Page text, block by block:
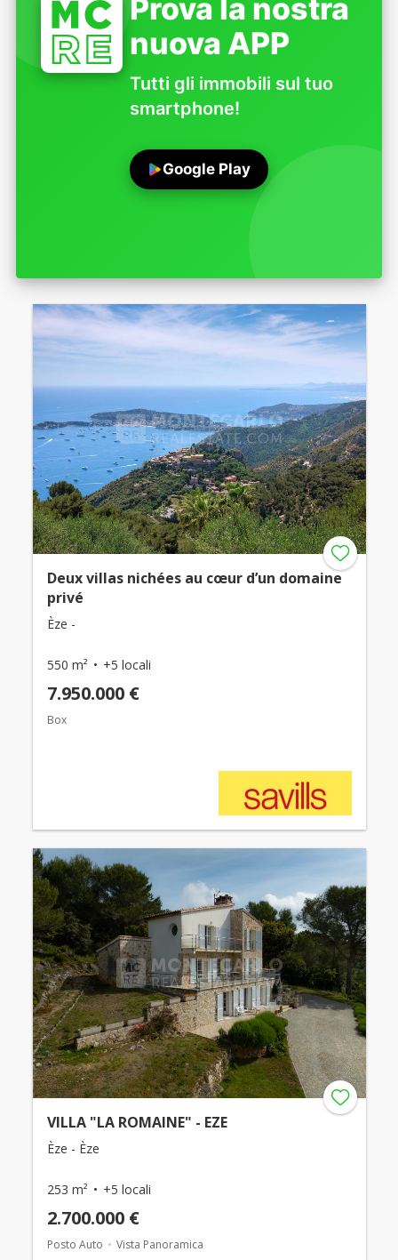
Prova la nostra
nuova APP
Tutti gli immobili sul tuo
smartphone!
Google Play
Deux villas nichées au cœur d’un domaine
privé
Èze -
550 m² +5 locali
7.950.000 €
Box
VILLA "LA ROMAINE" - EZE
Èze - Èze
253 m² +5 locali
2.700.000 €
Posto Auto Vista Panoramica